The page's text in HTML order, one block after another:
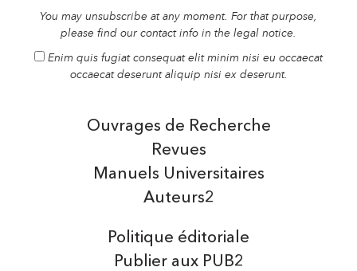
You may unsubscribe at any moment. For that purpose,
please find our contact info in the legal notice.
Enim quis fugiat consequat elit minim nisi eu occaecat
occaecat deserunt aliquip nisi ex deserunt.
Auteurs2
Manuels Universitaires
Ouvrages de Recherche
Revues
Politique éditoriale
Publier aux PUB2